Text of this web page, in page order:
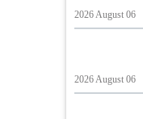
2026 August 06
2026 August 06